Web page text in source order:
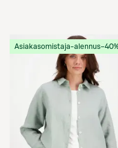
Asiakasomistaja-alennus